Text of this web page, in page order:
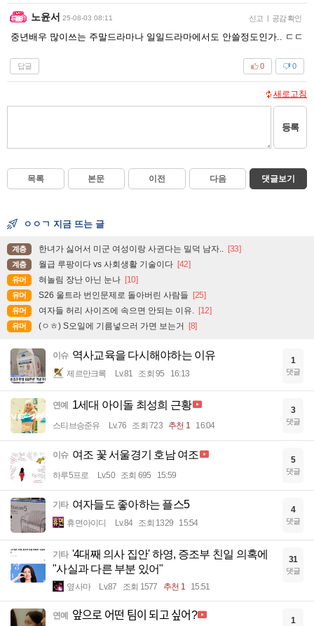
노윤서 25-08-03 08:11 신고 | 공감 확인
중년배우 많이쓰는 주말드라마나 일일드라마에서도 안쓸정도인가.. ㄷㄷ
답글 0
0
새로고침
등록
목록 본문 이전 다음 댓글보기
ㅇㅇㄱ 지금 뜨는 글
계층 한녀가 싫어서 미군 여성이랑 사귄다는 밀덕 남자.. [33]
계층 월급 루팡이다 vs 사회생활 기술이다 [42]
유머 혀놀림 장난 아닌 눈나 [10]
유머 S26 울트라 번인문제로 돌아버린 사람들 [25]
유머 여자들 허리 사이즈에 속으면 안되는 이유. [12]
유머 (ㅇㅎ) S오일에 기름넣으러 가면 보는거 [8]
이슈 역사교육을 다시해야하는 이유
제르만크록 Lv.81 조회 95 16:13
1
댓글
연예 1세대 아이돌 최성희 근황
스티브승준유 Lv.76 조회 723 추천 1 16:04
3
댓글
이슈 여조 꽃 서울경기 호남 여조
하루5프로 Lv.50 조회 695 15:59
5
댓글
기타 여자들도 좋아하는 플스5
휴면아이디 Lv.84 조회 1329 15:54
4
댓글
기타 '4대째 의사 집안' 하영, 증조부 친일 의혹에
"사실과 다른 부분 있어"
옆사마 Lv.87 조회 1577 추천 1 15:51
31
댓글
연예 앞으로 어떤 팀이 되고 싶어? 1